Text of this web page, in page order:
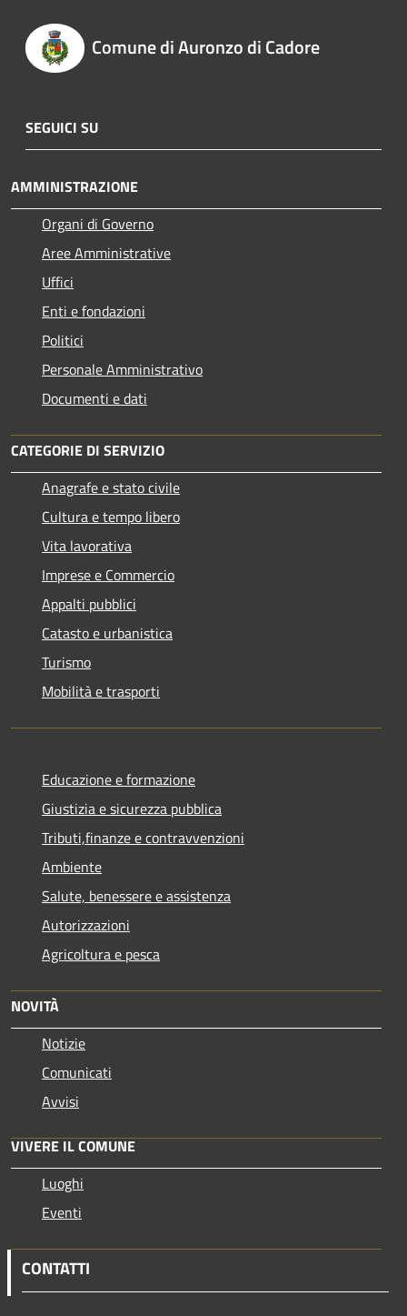
Comune di Auronzo di Cadore
SEGUICI SU
AMMINISTRAZIONE
Organi di Governo
Aree Amministrative
Uffici
Enti e fondazioni
Politici
Personale Amministrativo
Documenti e dati
CATEGORIE DI SERVIZIO
Anagrafe e stato civile
Cultura e tempo libero
Vita lavorativa
Imprese e Commercio
Appalti pubblici
Catasto e urbanistica
Turismo
Mobilità e trasporti
Educazione e formazione
Giustizia e sicurezza pubblica
Tributi,finanze e contravvenzioni
Ambiente
Salute, benessere e assistenza
Autorizzazioni
Agricoltura e pesca
NOVITÀ
Notizie
Comunicati
Avvisi
VIVERE IL COMUNE
Luoghi
Eventi
CONTATTI